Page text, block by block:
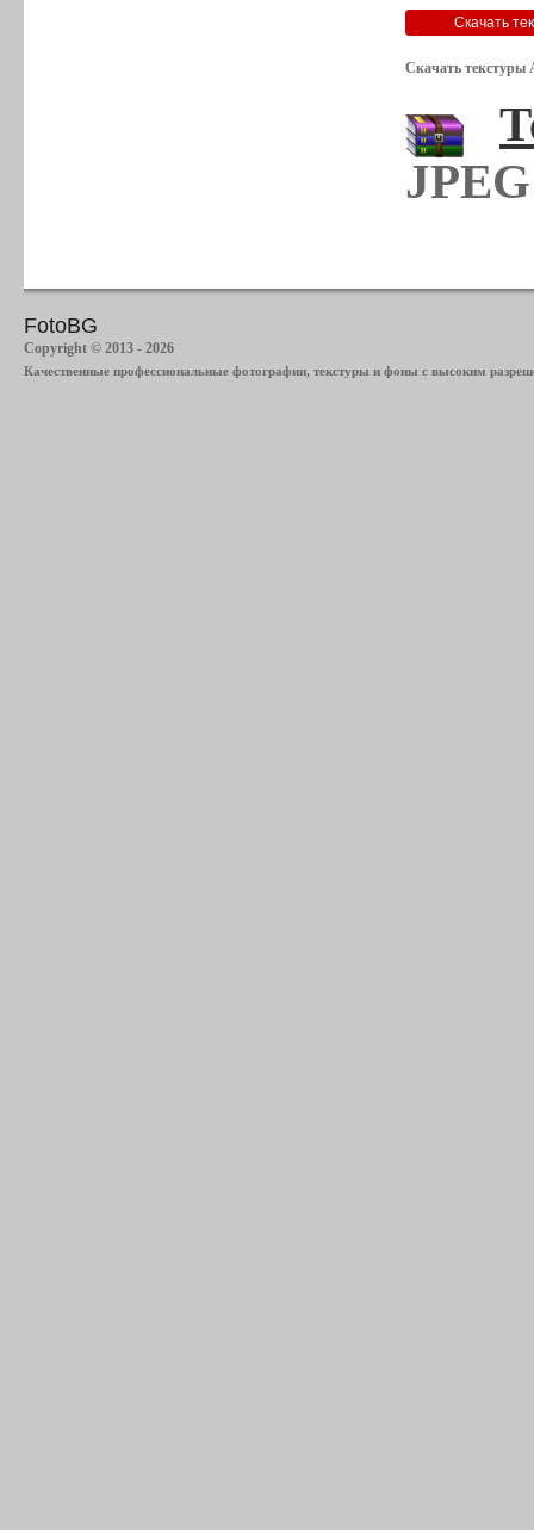
Скачать
FotoBG
Copyright © 2013 - 2026
Качественные профессиональные фотографии, текстуры и фоны с высоким